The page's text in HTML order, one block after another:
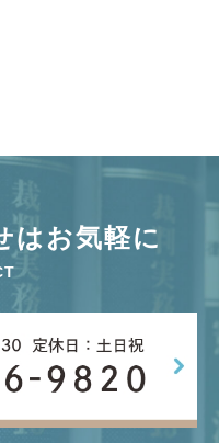
はお気軽に